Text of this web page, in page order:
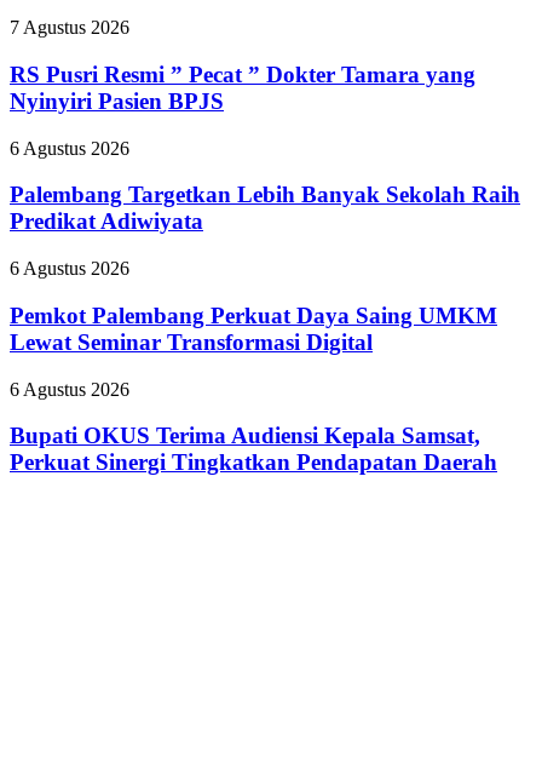
II
Kilang
Plaju
Tanamkan
Budaya
HSSE
Melalui
Safety
Campaign
RS
Resmi
”
Pecat
Dokter
yang
Nyinyiri
BPJS
7 Agustus 2026
RS Pusri Resmi ” Pecat ” Dokter Tamara yang
Nyinyiri Pasien BPJS
Palembang
Lebih
Banyak
Sekolah
Predikat
6 Agustus 2026
Palembang Targetkan Lebih Banyak Sekolah Raih
Predikat Adiwiyata
Pemkot
Perkuat
Daya
Saing
Lewat
Transformasi
Digital
6 Agustus 2026
Pemkot Palembang Perkuat Daya Saing UMKM
Lewat Seminar Transformasi Digital
Bupati
Terima
Audiensi
Kepala
6 Agustus 2026
Bupati OKUS Terima Audiensi Kepala Samsat,
Perkuat Sinergi Tingkatkan Pendapatan Daerah